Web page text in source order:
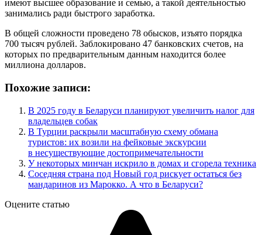
имеют высшее образование и семью, а такой деятельностью
занимались ради быстрого заработка.
В общей сложности проведено 78 обысков, изъято порядка
700 тысяч рублей. Заблокировано 47 банковских счетов, на
которых по предварительным данным находится более
миллиона долларов.
Похожие записи:
В 2025 году в Беларуси планируют увеличить налог для
владельцев собак
В Турции раскрыли масштабную схему обмана
туристов: их возили на фейковые экскурсии
в несуществующие достопримечательности
У некоторых минчан искрило в домах и сгорела техника
Соседняя страна под Новый год рискует остаться без
мандаринов из Марокко. А что в Беларуси?
Оцените статью